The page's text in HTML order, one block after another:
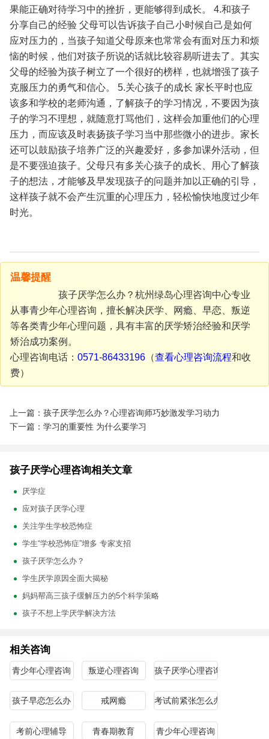
果能正确对待学习中的挫折，更能够得到成长。
4.和孩子
分享自己的经验 父母可以告诉孩子自己小时候自己是如何
应对压力的，当孩子知道父母原来也常常会有面对压力和烦
恼的时候，他们对孩子所说的话就比较容易听进去了。其实
父母的经验为孩子树立了一个很好的榜样，也就增强了孩子
克服压力的勇气和信心。
5.关心孩子的成长 家长平时也应
该多和学校的老师沟通，了解孩子的学习情况，不要因为孩
子的学习不理想，就随意打骂他们，这样会加重他们的心理
压力，而应该及时表扬孩子学习当中那些微小的进步。家长
还可以鼓励孩子培养广泛的兴趣爱好，多参加课外活动，但
是不要强迫孩子。父母只有多关心孩子的成长、用心了解孩
子的想法，才能够及早发现孩子的问题并加以正确的引导，
这样孩子就不会产生沉重的心理压力，轻松愉快地度过少年
时光。
温馨提醒
孩子厌学怎么办？杭州绿岛心理咨询中心专业
从事青少年心理咨询，擅长解决厌学、网瘾、早恋、叛逆
等各类青少年心理问题，具有丰富的厌学矫治经验和厌学
矫治成功案例。
心理咨询电话： 0571-86433196（查看心理咨询流程和收
费）
上一篇：孩子厌学怎么办？心理咨询师巧妙激发学习动力
下一篇：学习的重要性 为什么要学习
孩子厌学心理咨询相关文章
厌学症
应对孩子厌学心理
关注学生学校恐怖症
学生“学校恐怖症”增多 专家支招
孩子厌学怎么办？
学生厌学原因全面大揭秘
妈妈帮高三孩子缓解压力的5个科学策略
孩子不想上学厌学解决方法
相关咨询
青少年心理咨询 叛逆心理咨询 孩子厌学心理咨询
孩子早恋怎么办 戒网瘾 考试前紧张怎么办
考前心理辅导 青春期教育 青少年心理咨询